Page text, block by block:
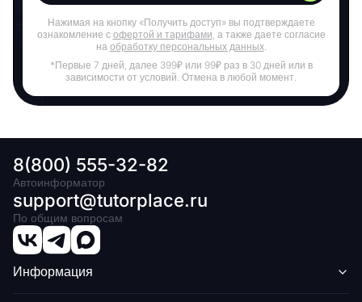
Нажимая на кнопку «Получить доступ» вы подтверждаете
ознакомление с офертой и тарифами , а также даете согласие
на обработку персональных данных.
*Первые 7 дней, далее 399₽ или 99₽ раз в 30 дней или в
зависимости от условий. Отмена в любой момент.
8(800) 555-32-82
Автоинформатор
support@tutorplace.ru
По общим вопросам
Информация